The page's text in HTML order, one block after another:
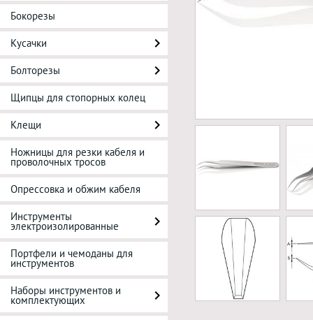
Бокорезы
Кусачки
Болторезы
Щипцы для стопорных колец
Клещи
Ножницы для резки кабеля и
проволочных тросов
Опрессовка и обжим кабеля
Инструменты
электроизолированные
Портфели и чемоданы для
инструментов
Наборы инструментов и
комплектующих